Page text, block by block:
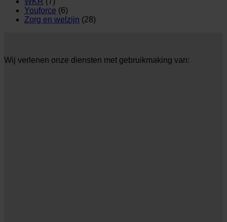
Youforce (6)
Zorg en welzijn (28)
Wij verlenen onze diensten met gebruikmaking van: